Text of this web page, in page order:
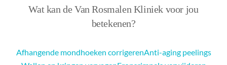
Wat kan de Van Rosmalen Kliniek voor jou
betekenen?
Afhangende mondhoeken corrigerenAnti-aging peelings